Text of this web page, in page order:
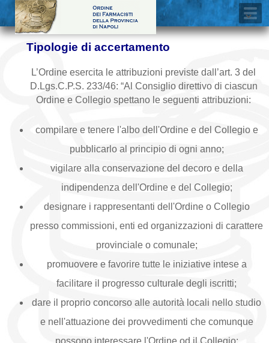
Tipologie di accertamento
L’Ordine esercita le attribuzioni previste dall’art. 3 del
D.Lgs.C.P.S. 233/46: “Al Consiglio direttivo di ciascun
Ordine e Collegio spettano le seguenti attribuzioni:
compilare e tenere l'albo dell'Ordine e del Collegio e
pubblicarlo al principio di ogni anno;
vigilare alla conservazione del decoro e della
indipendenza dell'Ordine e del Collegio;
designare i rappresentanti dell'Ordine o Collegio
presso commissioni, enti ed organizzazioni di carattere
provinciale o comunale;
promuovere e favorire tutte le iniziative intese a
facilitare il progresso culturale degli iscritti;
dare il proprio concorso alle autorità locali nello studio
e nell'attuazione dei provvedimenti che comunque
possono interessare l'Ordine od il Collegio;